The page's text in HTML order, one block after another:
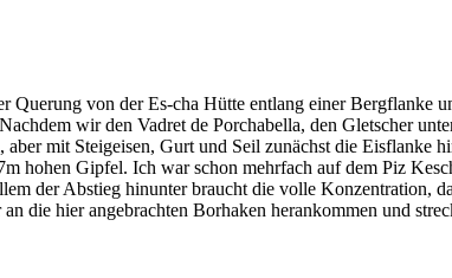
von der Es-cha Hütte entlang einer Bergflanke
wir den Vadret de Porchabella, den Gletscher
mit Steigeisen, Gurt und Seil zunächst die Eisflanke
hohen Gipfel. Ich war schon mehrfach auf dem Piz
der Abstieg hinunter braucht die volle Konzentration,
die hier angebrachten Borhaken herankommen und